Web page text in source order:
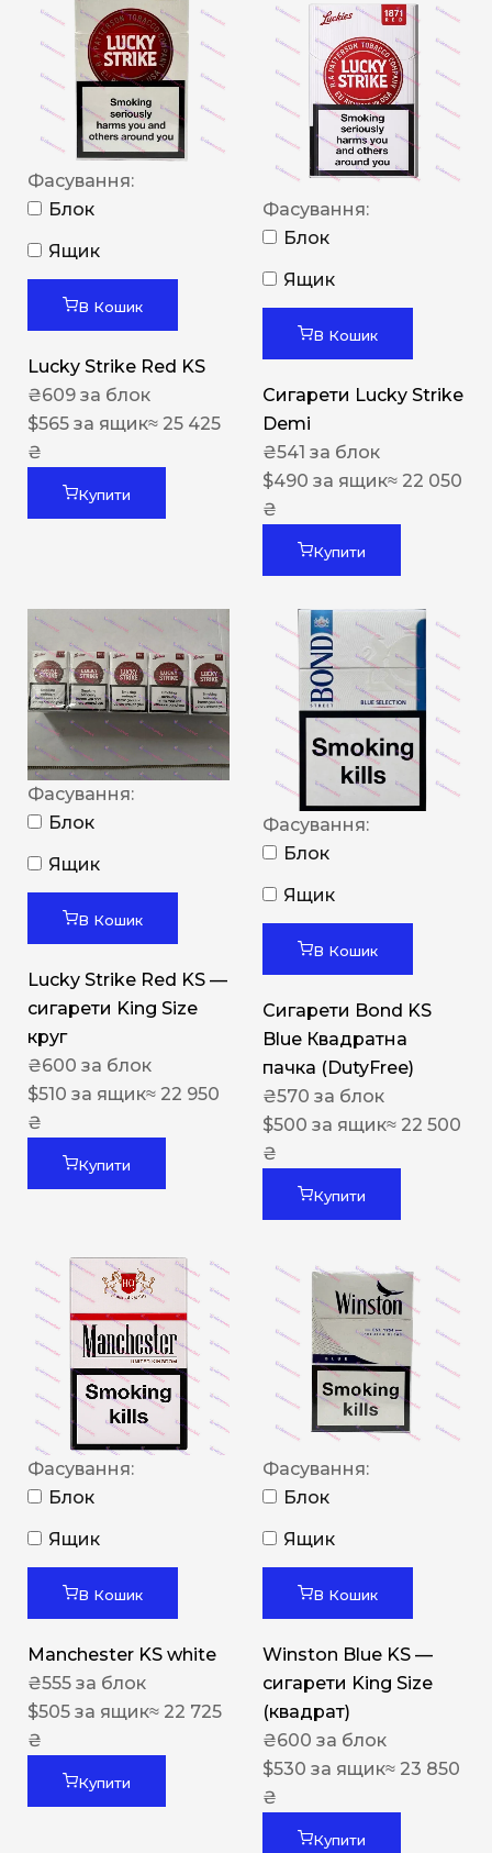
Фасування:
Блок
Ящик
В Кошик
Lucky Strike Red KS
₴609 за блок
$565 за ящик≈ 25 425
₴
Купити
Фасування:
Блок
Ящик
В Кошик
Сигарети Lucky Strike
Demi
₴541 за блок
$490 за ящик≈ 22 050
₴
Купити
Фасування:
Блок
Ящик
В Кошик
Lucky Strike Red KS —
сигарети King Size
круг
₴600 за блок
$510 за ящик≈ 22 950
₴
Купити
Фасування:
Блок
Ящик
В Кошик
Сигарети Bond KS
Blue Квадратна
пачка (DutyFree)
₴570 за блок
$500 за ящик≈ 22 500
₴
Купити
Фасування:
Блок
Ящик
В Кошик
Manchester KS white
₴555 за блок
$505 за ящик≈ 22 725
₴
Купити
Фасування:
Блок
Ящик
В Кошик
Winston Blue KS —
сигарети King Size
(квадрат)
₴600 за блок
$530 за ящик≈ 23 850
₴
Купити